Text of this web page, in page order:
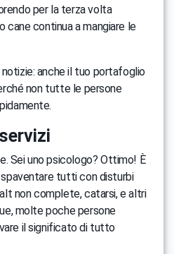
per la terza volta
cane continua a mangiare le
anche il tuo portafoglio
non tutte le persone
Sei uno psicologo? Ottimo! È
spaventare tutti con disturbi
non complete, catarsi, e altri
molte poche persone
il significato di tutto